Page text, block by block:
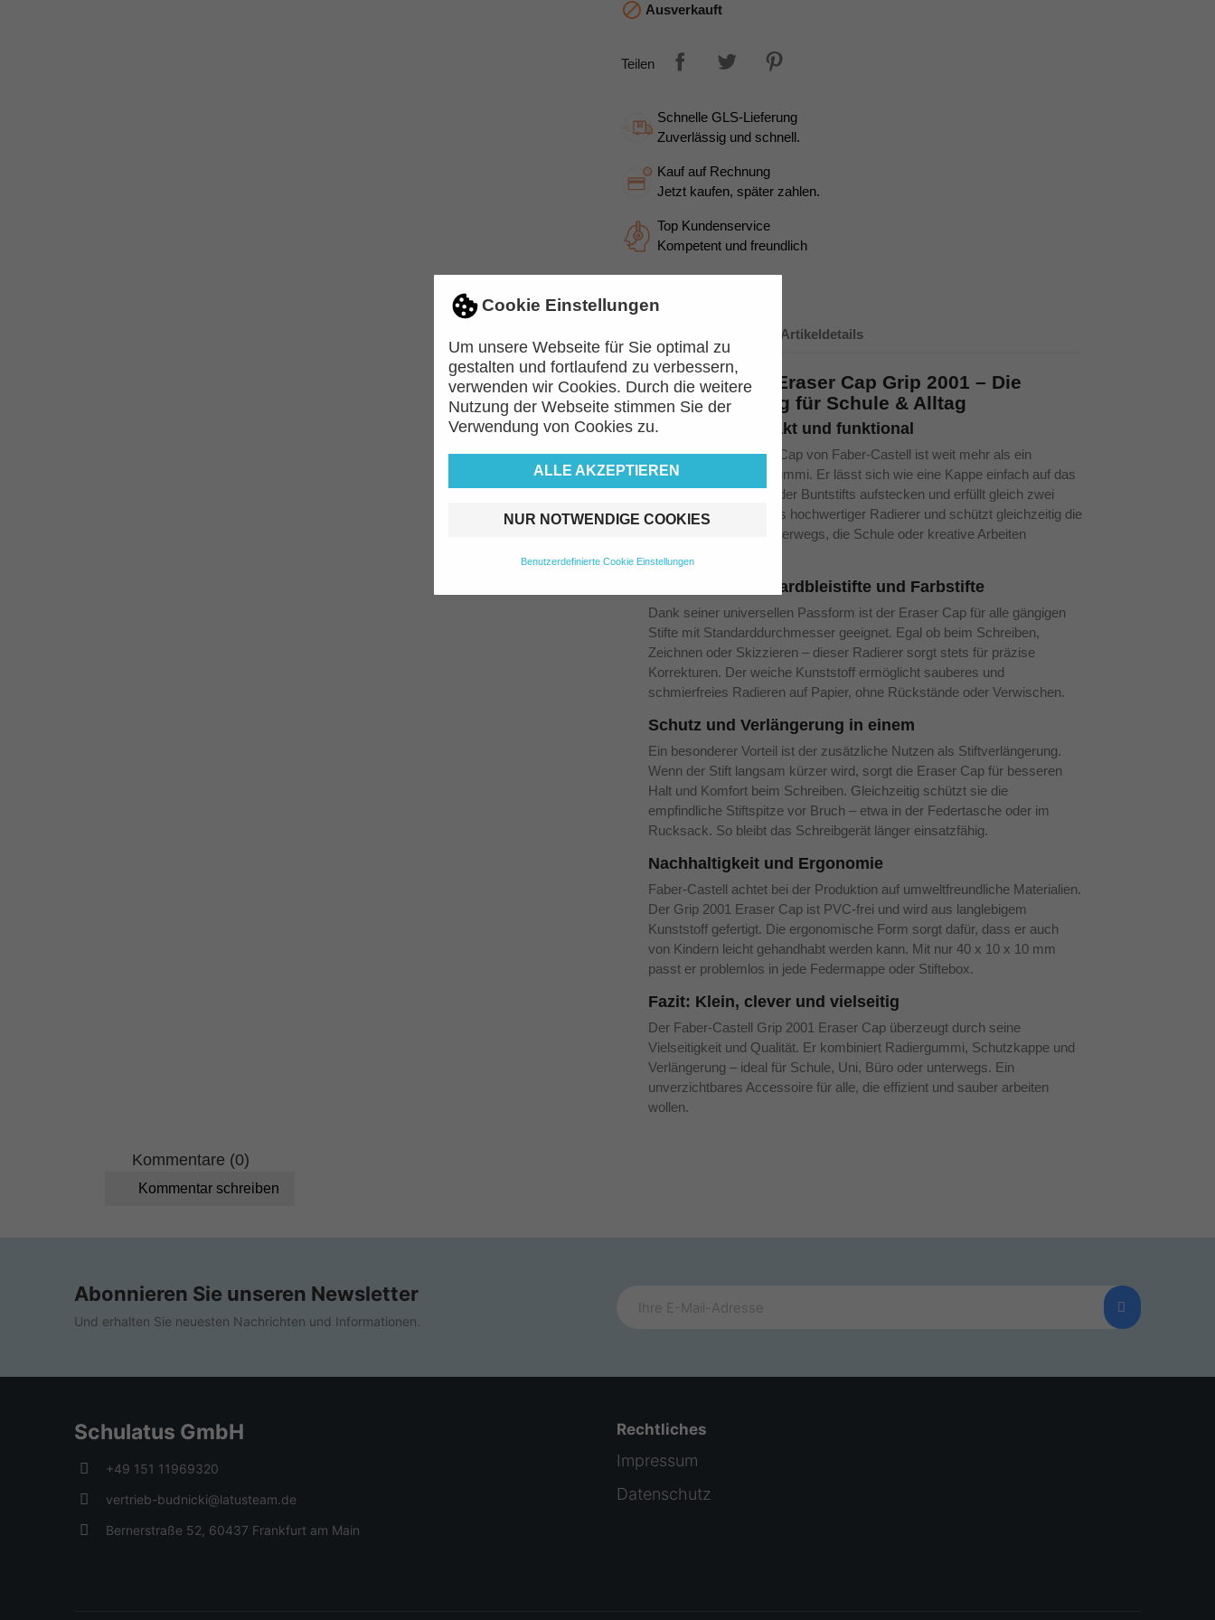
Cookie Einstellungen
Um unsere Webseite für Sie optimal zu
gestalten und fortlaufend zu verbessern,
verwenden wir Cookies. Durch die weitere
Nutzung der Webseite stimmen Sie der
Verwendung von Cookies zu.
ALLE AKZEPTIEREN
NUR NOTWENDIGE COOKIES
Benutzerdefinierte Cookie Einstellungen
 Ausverkauft
Teilen
Schnelle GLS-Lieferung
Zuverlässig und schnell.
Kauf auf Rechnung
Jetzt kaufen, später zahlen.
Top Kundenservice
Kompetent und freundlich
Artikeldetails
Faber-Castell Eraser Cap Grip 2001 – Die
clevere Lösung für Schule & Alltag
Praktisch, kompakt und funktional
Der Grip 2001 Eraser Cap von Faber-Castell ist weit mehr als ein
gewöhnlicher Radiergummi. Er lässt sich wie eine Kappe einfach auf das
Ende eines Bleistifts oder Buntstifts aufstecken und erfüllt gleich zwei
Funktionen: Er dient als hochwertiger Radierer und schützt gleichzeitig die
Stiftspitze. Ideal für unterwegs, die Schule oder kreative Arbeiten
Perfekt für Standardbleistifte und Farbstifte
Dank seiner universellen Passform ist der Eraser Cap für alle gängigen
Stifte mit Standarddurchmesser geeignet. Egal ob beim Schreiben,
Zeichnen oder Skizzieren – dieser Radierer sorgt stets für präzise
Korrekturen. Der weiche Kunststoff ermöglicht sauberes und
schmierfreies Radieren auf Papier, ohne Rückstände oder Verwischen.
Schutz und Verlängerung in einem
Ein besonderer Vorteil ist der zusätzliche Nutzen als Stiftverlängerung.
Wenn der Stift langsam kürzer wird, sorgt die Eraser Cap für besseren
Halt und Komfort beim Schreiben. Gleichzeitig schützt sie die
empfindliche Stiftspitze vor Bruch – etwa in der Federtasche oder im
Rucksack. So bleibt das Schreibgerät länger einsatzfähig.
Nachhaltigkeit und Ergonomie
Faber-Castell achtet bei der Produktion auf umweltfreundliche Materialien.
Der Grip 2001 Eraser Cap ist PVC-frei und wird aus langlebigem
Kunststoff gefertigt. Die ergonomische Form sorgt dafür, dass er auch
von Kindern leicht gehandhabt werden kann. Mit nur 40 x 10 x 10 mm
passt er problemlos in jede Federmappe oder Stiftebox.
Fazit: Klein, clever und vielseitig
Der Faber-Castell Grip 2001 Eraser Cap überzeugt durch seine
Vielseitigkeit und Qualität. Er kombiniert Radiergummi, Schutzkappe und
Verlängerung – ideal für Schule, Uni, Büro oder unterwegs. Ein
unverzichtbares Accessoire für alle, die effizient und sauber arbeiten
wollen.
Kommentare (0)
Kommentar schreiben
Abonnieren Sie unseren Newsletter
Und erhalten Sie neuesten Nachrichten und Informationen.
Schulatus GmbH
+49 151 11969320
vertrieb-budnicki@latusteam.de
Bernerstraße 52, 60437 Frankfurt am Main
Rechtliches
Impressum
Datenschutz